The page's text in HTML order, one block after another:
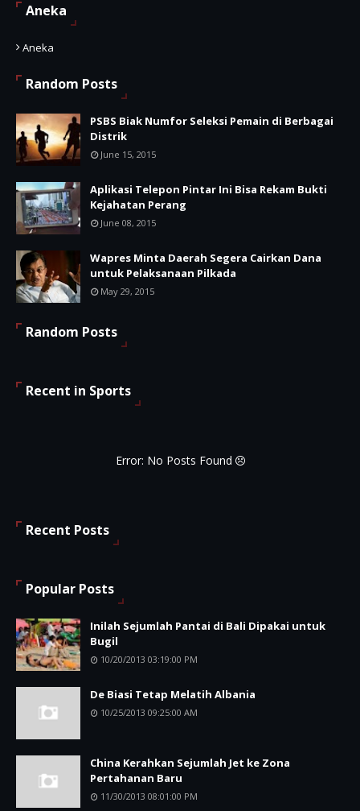
Aneka
Aneka
Random Posts
PSBS Biak Numfor Seleksi Pemain di Berbagai
Distrik
June 15, 2015
Aplikasi Telepon Pintar Ini Bisa Rekam Bukti
Kejahatan Perang
June 08, 2015
Wapres Minta Daerah Segera Cairkan Dana
untuk Pelaksanaan Pilkada
May 29, 2015
Random Posts
Recent in Sports
Error: No Posts Found
Recent Posts
Popular Posts
Inilah Sejumlah Pantai di Bali Dipakai untuk
Bugil
10/20/2013 03:19:00 PM
De Biasi Tetap Melatih Albania
10/25/2013 09:25:00 AM
China Kerahkan Sejumlah Jet ke Zona
Pertahanan Baru
11/30/2013 08:01:00 PM